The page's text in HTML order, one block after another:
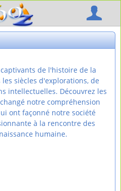
de l'histoire de la
siècles d'explorations, de
intellectuelles. Découvrez les
notre compréhension
ont façonné notre société
à la rencontre des
humaine.